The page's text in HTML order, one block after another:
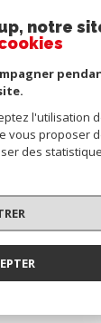
| Traduction
Site Mentions
notre
l'utilisation
vous proposer
des